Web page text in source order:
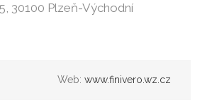
30100 Plzeň-Východní
Web: www.finivero.wz.cz